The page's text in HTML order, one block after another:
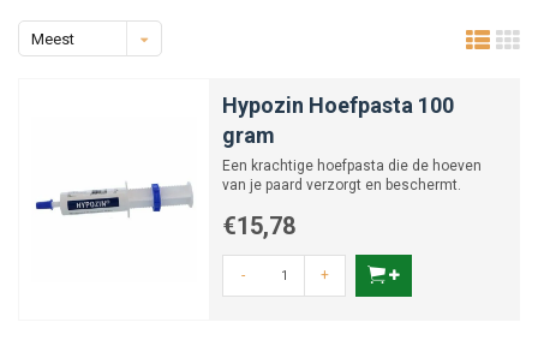
Meest
Hypozin Hoefpasta 100
gram
Een krachtige hoefpasta die de hoeven
van je paard verzorgt en beschermt.
€15,78
- +